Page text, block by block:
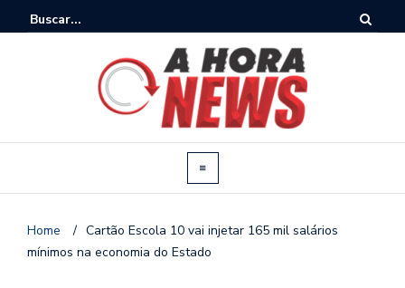
Home / Cartão Escola 10 vai injetar 165 mil salários
mínimos na economia do Estado